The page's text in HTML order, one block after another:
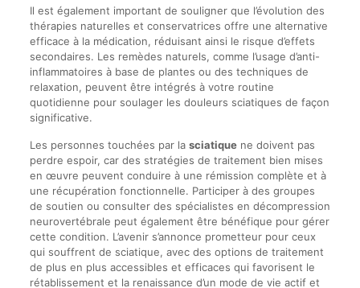
Il est également important de souligner que l’évolution des
thérapies naturelles et conservatrices offre une alternative
efficace à la médication, réduisant ainsi le risque d’effets
secondaires. Les remèdes naturels, comme l’usage d’anti-
inflammatoires à base de plantes ou des techniques de
relaxation, peuvent être intégrés à votre routine
quotidienne pour soulager les douleurs sciatiques de façon
significative.
Les personnes touchées par la sciatiquene doivent pas
perdre espoir, car des stratégies de traitement bien mises
en œuvre peuvent conduire à une rémission complète et à
une récupération fonctionnelle. Participer à des groupes
de soutien ou consulter des spécialistes en décompression
neurovertébrale peut également être bénéfique pour gérer
cette condition. L’avenir s’annonce prometteur pour ceux
qui souffrent de sciatique, avec des options de traitement
de plus en plus accessibles et efficaces qui favorisent le
rétablissement et la renaissance d’un mode de vie actif et